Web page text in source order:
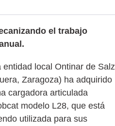
el trabajo
entidad local Ontinar de Salz
Zaragoza) ha adquirido
cargadora articulada
modelo L28, que está
utilizada para sus